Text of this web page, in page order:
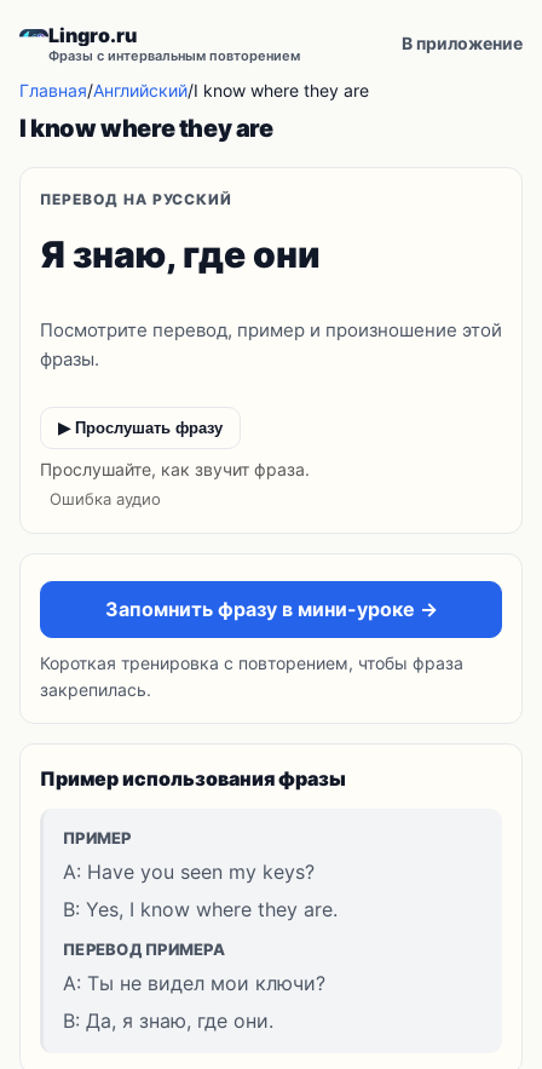
Lingro.ru
Фразы с интервальным повторением
В приложение
Главная/Английский/I know where they are
I know where they are
ПЕРЕВОД НА РУССКИЙ
Я знаю, где они
Посмотрите перевод, пример и произношение этой
фразы.
▶ Прослушать фразу
Прослушайте, как звучит фраза.
Ошибка аудио
Запомнить фразу в мини-уроке →
Короткая тренировка с повторением, чтобы фраза
закрепилась.
Пример использования фразы
ПРИМЕР
A: Have you seen my keys?
B: Yes, I know where they are.
ПЕРЕВОД ПРИМЕРА
A: Ты не видел мои ключи?
B: Да, я знаю, где они.